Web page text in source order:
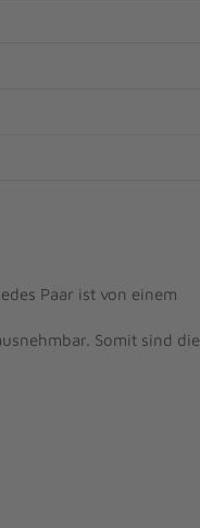
Paar ist von einem
Somit sind die